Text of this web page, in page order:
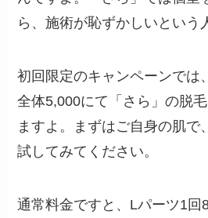
ら、施術が恥ずかしいという
初回限定のキャンペーンでは
全体5,000にて「さら」の脱
ますよ。まずはご自身の肌で
試してみてください。
通常料金ですと、Lパーツ1回